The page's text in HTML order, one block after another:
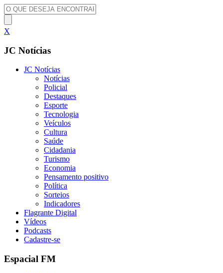
X
JC Notícias
JC Notícias
Notícias
Policial
Destaques
Esporte
Tecnologia
Veículos
Cultura
Saúde
Cidadania
Turismo
Economia
Pensamento positivo
Política
Sorteios
Indicadores
Flagrante Digital
Vídeos
Podcasts
Cadastre-se
Espacial FM